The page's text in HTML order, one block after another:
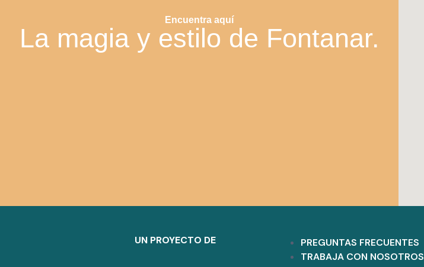
Encuentra aquí
La magia y estilo de Fontanar.
UN PROYECTO DE
PREGUNTAS FRECUENTES
TRABAJA CON NOSOTROS